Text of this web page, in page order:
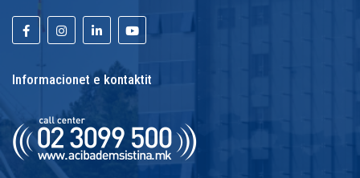
Informacionet e kontaktit